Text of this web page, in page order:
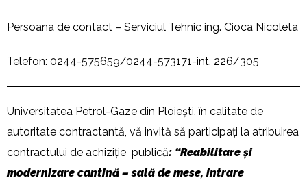
Persoana de contact – Serviciul Tehnic ing. Cioca Nicoleta
Telefon: 0244-575659/0244-573171-int. 226/305
Universitatea Petrol-Gaze din Ploiești, în calitate de
autoritate contractantă, vă invită să participați la atribuirea
contractului de achiziție publică: “Reabilitareși
modernizare cantină – sală de mese, intrare